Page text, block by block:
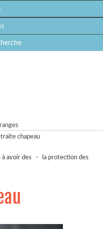
chapeau
avoir des -
la protection des